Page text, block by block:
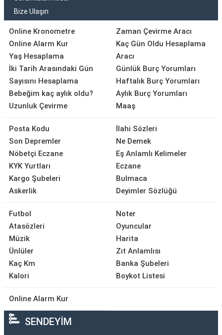
Bize Ulaşın
Online Kronometre
Online Alarm Kur
Yaş Hesaplama
İki Tarih Arasındaki Gün
Sayısını Hesaplama
Bebeğim kaç aylık oldu?
Uzunluk Çevirme
Zaman Çevirme Aracı
Kaç Gün Oldu Hesaplama
Aracı
Günlük Burç Yorumları
Haftalık Burç Yorumları
Aylık Burç Yorumları
Maaş
Posta Kodu
Son Depremler
Nöbetçi Eczane
KYK Yurtları
Kargo Şubeleri
Askerlik
İlahi Sözleri
Ne Demek
Eş Anlamlı Kelimeler
Eczane
Bulmaca
Deyimler Sözlüğü
Futbol
Atasözleri
Müzik
Ünlüler
Kaç Km
Kalori
Noter
Oyuncular
Harita
Zıt Anlamlısı
Banka Şubeleri
Boykot Listesi
Online Alarm Kur
SENDEYİM